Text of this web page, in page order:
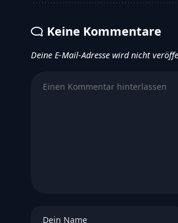
Keine Kommentare
Deine E-Mail-Adresse wird nicht